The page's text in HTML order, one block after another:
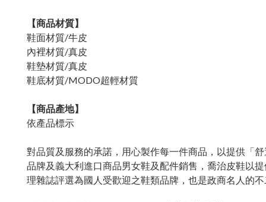
【商品材質】
鞋面材質/牛皮
內裡材質/真皮
鞋墊材質/真皮
鞋底材質/MODO超輕材質
【商品產地】
依產品標示
對品質及服務的承諾，用心製作每一件商品，以提供「
品牌及義大利進口商品男女鞋及配件銷售，喬治皮鞋以
理雜誌評選為國人受歡迎之鞋類品牌，也是政商名人的